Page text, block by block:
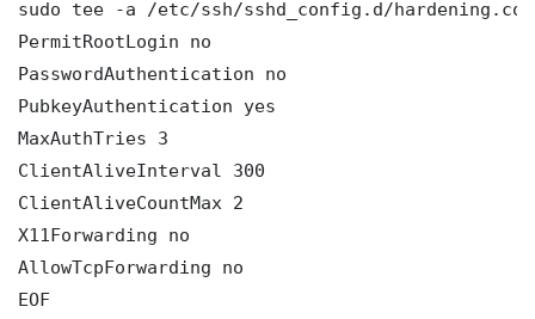
sudo tee -a /etc/ssh/sshd_config.d/
PermitRootLogin no
PasswordAuthentication no
PubkeyAuthentication yes
MaxAuthTries 3
ClientAliveInterval 300
ClientAliveCountMax 2
X11Forwarding no
AllowTcpForwarding no
EOF